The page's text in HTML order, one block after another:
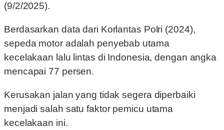
(9/2/2025).
Berdasarkan data dari Korlantas Polri (2024),
sepeda motor adalah penyebab utama
kecelakaan lalu lintas di Indonesia, dengan angka
mencapai 77 persen.
Kerusakan jalan yang tidak segera diperbaiki
menjadi salah satu faktor pemicu utama
kecelakaan ini.